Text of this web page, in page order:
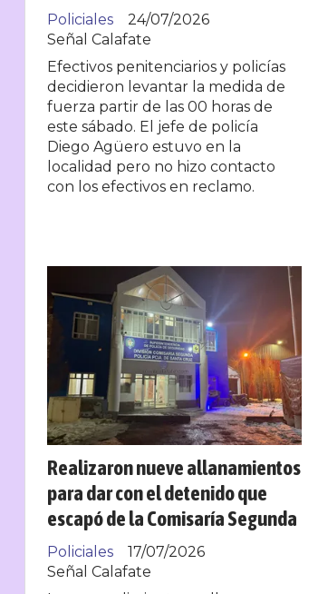
Señal Calafate
Policiales 24/07/2026
Efectivos penitenciarios y policías
decidieron levantar la medida de
fuerza partir de las 00 horas de
este sábado. El jefe de policía
Diego Agüero estuvo en la
localidad pero no hizo contacto
con los efectivos en reclamo.
Realizaron nueve allanamientos
para dar con el detenido que
escapó de la Comisaría Segunda
Señal Calafate
Policiales 17/07/2026